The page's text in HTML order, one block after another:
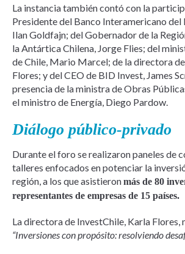
La instancia también contó con la
Presidente del Banco Interamericano
Ilan Goldfajn; del Gobernador de la
la Antártica Chilena, Jorge Flies; del
de Chile, Mario Marcel; de la directora
Flores; y del CEO de BID Invest, James
presencia de la ministra de Obras
el ministro de Energía, Diego Pardow.
Diálogo público-privado
Durante el foro se realizaron paneles de
talleres enfocados en potenciar la
región, a los que asistieronmás de 80
representantes de empresas de 15 países.
La directora de InvestChile, Karla Flores,
“Inversiones con propósito: resolviendo